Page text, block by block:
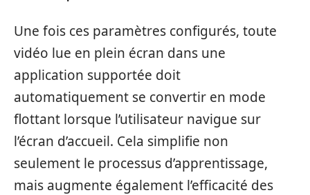
Une fois ces paramètres configurés, toute
vidéo lue en plein écran dans une
application supportée doit
automatiquement se convertir en mode
flottant lorsque l’utilisateur navigue sur
l’écran d’accueil. Cela simplifie non
seulement le processus d’apprentissage,
mais augmente également l’efficacité des